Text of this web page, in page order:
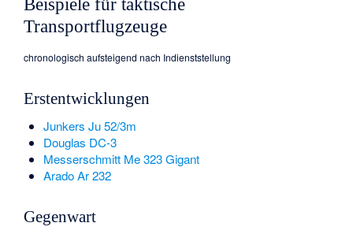
Beispiele für taktische
Transportflugzeuge
chronologisch aufsteigend nach Indienststellung
Erstentwicklungen
Junkers Ju 52/3m
Douglas DC-3
Messerschmitt Me 323 Gigant
Arado Ar 232
Gegenwart